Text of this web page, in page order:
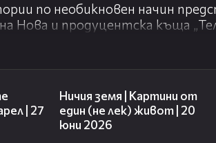
по необикновен начин
Нова и продуцентска къща
ще се излъчва в рамките на 60
| 27
Ничия земя | Картини от
един (не лек) живот | 20
юни 2026